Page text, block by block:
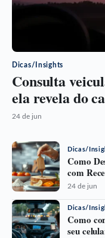
Dicas/Insights
Consulta
ela revela do
24 de jun
Dicas/
Como
com
24 de jun
Dicas/
Como
seu